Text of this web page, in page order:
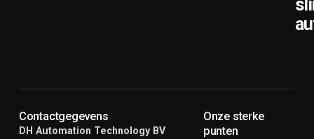
Contactgegevens
DH Automation Technology BV
Onze sterke
punten